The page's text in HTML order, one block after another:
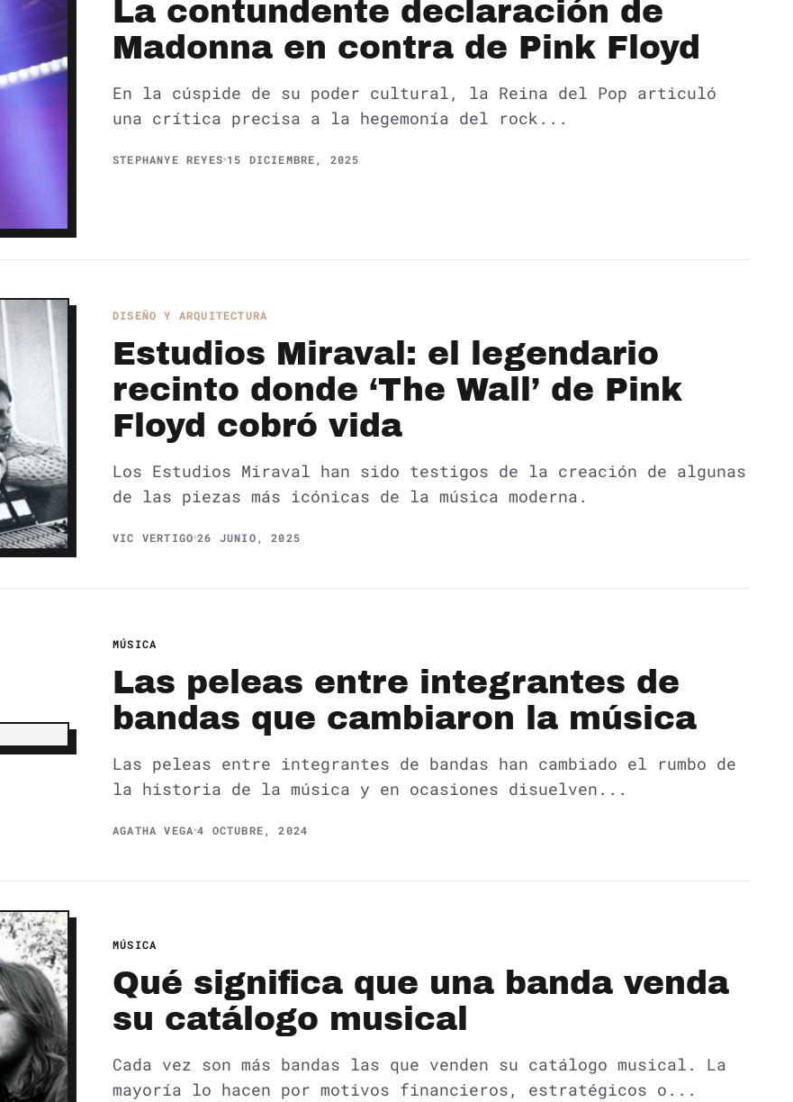
La contundente declaración de
Madonna en contra de Pink Floyd
En la cúspide de su poder cultural, la Reina del Pop articuló
una crítica precisa a la hegemonía del rock...
STEPHANYE REYES 15 DICIEMBRE, 2025
DISEÑO Y ARQUITECTURA
Estudios Miraval: el legendario
recinto donde ‘The Wall’ de Pink
Floyd cobró vida
Los Estudios Miraval han sido testigos de la creación de algunas
de las piezas más icónicas de la música moderna.
VIC VERTIGO 26 JUNIO, 2025
MÚSICA
Las peleas entre integrantes de
bandas que cambiaron la música
Las peleas entre integrantes de bandas han cambiado el rumbo de
la historia de la música y en ocasiones disuelven...
AGATHA VEGA 4 OCTUBRE, 2024
MÚSICA
Qué significa que una banda venda
su catálogo musical
Cada vez son más bandas las que venden su catálogo musical. La
mayoría lo hacen por motivos financieros, estratégicos o...